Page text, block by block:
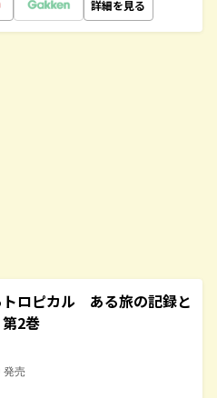
詳細を見る
トロピカル ある旅の記録と
2巻
発売